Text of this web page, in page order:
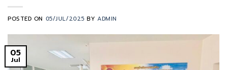
POSTED ON 05/JUL/2025 BYADMIN
05
Jul